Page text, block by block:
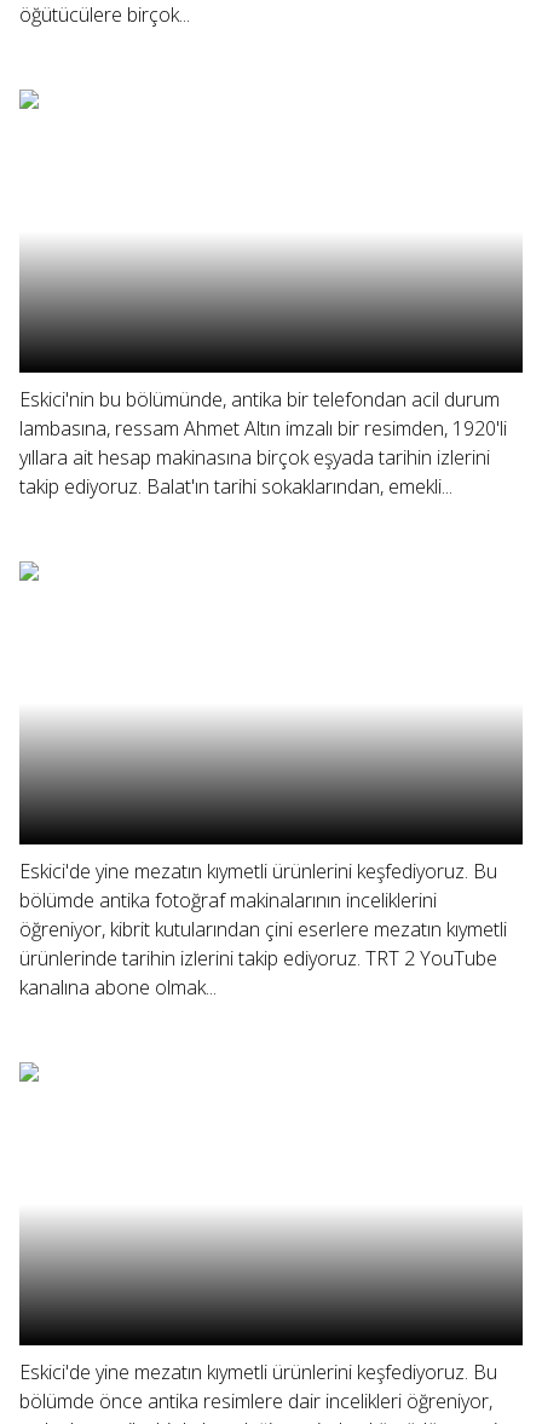
öğütücülere birçok...
Eskici'nin bu bölümünde, antika bir telefondan acil durum
lambasına, ressam Ahmet Altın imzalı bir resimden, 1920'li
yıllara ait hesap makinasına birçok eşyada tarihin izlerini
takip ediyoruz. Balat'ın tarihi sokaklarından, emekli...
Eskici'de yine mezatın kıymetli ürünlerini keşfediyoruz. Bu
bölümde antika fotoğraf makinalarının inceliklerini
öğreniyor, kibrit kutularından çini eserlere mezatın kıymetli
ürünlerinde tarihin izlerini takip ediyoruz. TRT 2 YouTube
kanalına abone olmak...
Eskici'de yine mezatın kıymetli ürünlerini keşfediyoruz. Bu
bölümde önce antika resimlere dair incelikleri öğreniyor,